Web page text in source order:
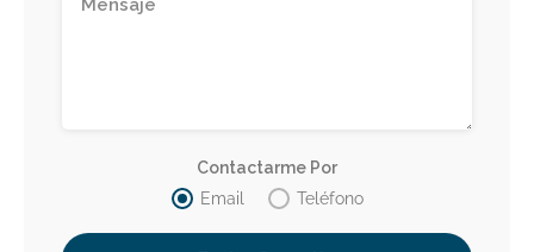
Contactarme Por
Email
Teléfono